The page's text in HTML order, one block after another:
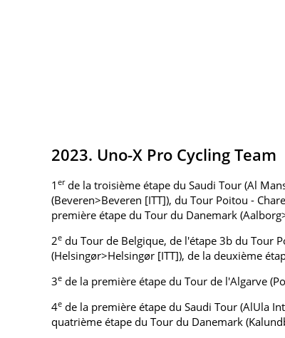
2023. Uno-X Pro Cycling Team
1 erde la troisième étape du Saudi Tour (Al
(Beveren>Beveren [ITT]), du Tour Poitou -
première étape du Tour du Danemark
2e du Tour de Belgique, de l'étape 3b du Tour
(Helsingør>Helsingør [ITT]), de la deuxième
3e de la première étape du Tour de l'Algarve
4e de la première étape du Saudi Tour (AlUla
quatrième étape du Tour du Danemark